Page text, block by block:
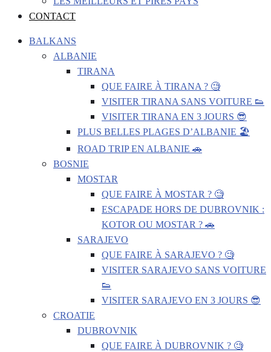
CONTACT
BALKANS
ALBANIE
TIRANA
QUE FAIRE À TIRANA ? 🧐
VISITER TIRANA SANS VOITURE 👟
VISITER TIRANA EN 3 JOURS 😎
PLUS BELLES PLAGES D’ALBANIE 🏖️
ROAD TRIP EN ALBANIE 🚗
BOSNIE
MOSTAR
QUE FAIRE À MOSTAR ? 🧐
ESCAPADE HORS DE DUBROVNIK :
KOTOR OU MOSTAR ? 🚗
SARAJEVO
QUE FAIRE À SARAJEVO ? 🧐
VISITER SARAJEVO SANS VOITURE
👟
VISITER SARAJEVO EN 3 JOURS 😎
CROATIE
DUBROVNIK
QUE FAIRE À DUBROVNIK ? 🧐